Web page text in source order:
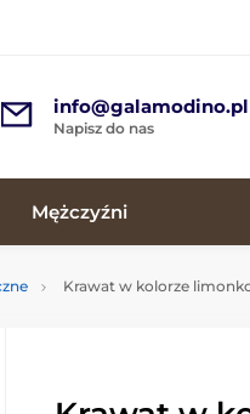
info@galamodino.pl
Napisz do nas
Mężczyźni
Krawat w kolorze